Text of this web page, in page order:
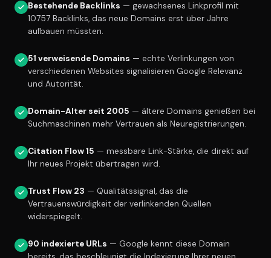
Bestehende Backlinks — gewachsenes Linkprofil mit
10757 Backlinks, das neue Domains erst über Jahre
aufbauen müssten.
51 verweisende Domains — echte Verlinkungen von
verschiedenen Websites signalisieren Google Relevanz
und Autorität.
Domain-Alter seit 2005 — ältere Domains genießen bei
Suchmaschinen mehr Vertrauen als Neuregistrierungen.
Citation Flow 15 — messbare Link-Stärke, die direkt auf
Ihr neues Projekt übertragen wird.
Trust Flow 23 — Qualitätssignal, das die
Vertrauenswürdigkeit der verlinkenden Quellen
widerspiegelt.
90 indexierte URLs — Google kennt diese Domain